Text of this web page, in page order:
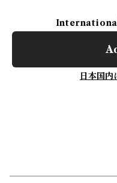
日本国内